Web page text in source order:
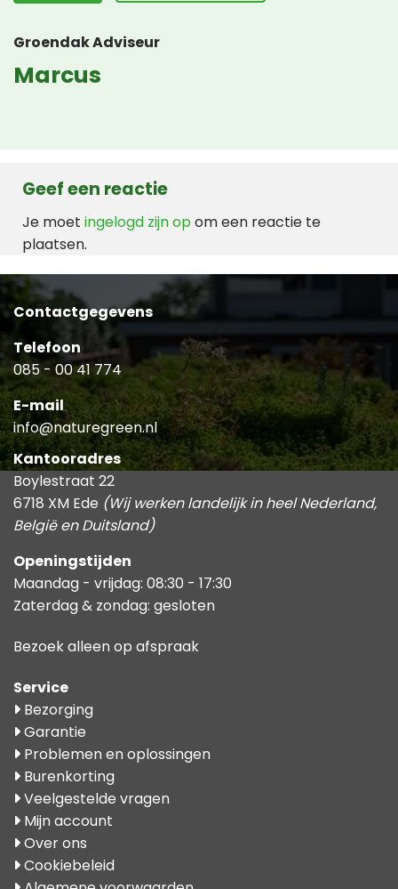
Groendak Adviseur
Marcus
Geef een reactie
Je moet ingelogd zijn op om een reactie te
plaatsen.
Contactgegevens
Telefoon
085 - 00 41 774
E-mail
info@naturegreen.nl
Kantooradres
Boylestraat 22
6718 XM Ede (Wij werken landelijk in heel Nederland,
België en Duitsland)
Openingstijden
Maandag - vrijdag: 08:30 - 17:30
Zaterdag & zondag: gesloten
Bezoek alleen op afspraak
Service
Bezorging
Garantie
Problemen en oplossingen
Burenkorting
Veelgestelde vragen
Mijn account
Over ons
Cookiebeleid